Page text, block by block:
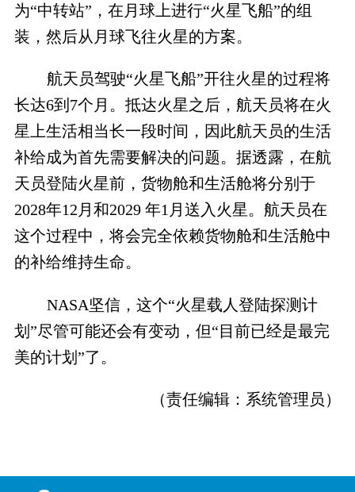
为“中转站”，在月球上进行“火星飞船”的组
装，然后从月球飞往火星的方案。
航天员驾驶“火星飞船”开往火星的过程将
长达6到7个月。抵达火星之后，航天员将在火
星上生活相当长一段时间，因此航天员的生活
补给成为首先需要解决的问题。据透露，在航
天员登陆火星前，货物舱和生活舱将分别于
2028年12月和2029 年1月送入火星。航天员在
这个过程中，将会完全依赖货物舱和生活舱中
的补给维持生命。
NASA坚信，这个“火星载人登陆探测计
划”尽管可能还会有变动，但“目前已经是最完
美的计划”了。
（责任编辑： 系统管理员 ）